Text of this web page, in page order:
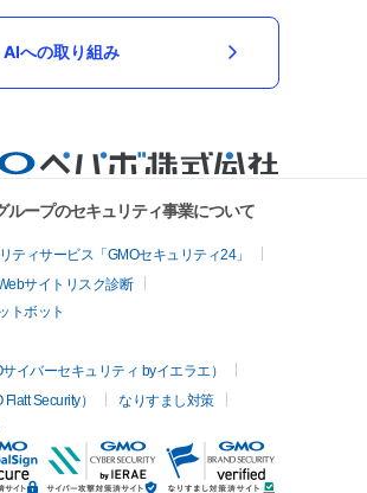
AIへの取り組み
ループのセキュリティ事業について
ティサービス「GMOセキュリティ24」
サイトリスク診断
トボット
イバーセキュリティ byイエラエ）
Security）
なりすまし対策